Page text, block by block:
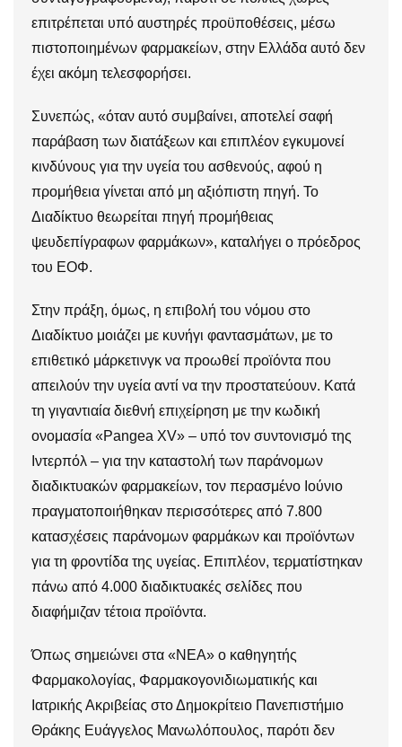
επιτρέπεται υπό αυστηρές προϋποθέσεις, μέσω
πιστοποιημένων φαρμακείων, στην Ελλάδα αυτό δεν
έχει ακόμη τελεσφορήσει.
Συνεπώς, «όταν αυτό συμβαίνει, αποτελεί σαφή
παράβαση των διατάξεων και επιπλέον εγκυμονεί
κινδύνους για την υγεία του ασθενούς, αφού η
προμήθεια γίνεται από μη αξιόπιστη πηγή. Το
Διαδίκτυο θεωρείται πηγή προμήθειας
ψευδεπίγραφων φαρμάκων», καταλήγει ο πρόεδρος
του ΕΟΦ.
Στην πράξη, όμως, η επιβολή του νόμου στο
Διαδίκτυο μοιάζει με κυνήγι φαντασμάτων, με το
επιθετικό μάρκετινγκ να προωθεί προϊόντα που
απειλούν την υγεία αντί να την προστατεύουν. Κατά
τη γιγαντιαία διεθνή επιχείρηση με την κωδική
ονομασία «Pangea XV» – υπό τον συντονισμό της
Ιντερπόλ – για την καταστολή των παράνομων
διαδικτυακών φαρμακείων, τον περασμένο Ιούνιο
πραγματοποιήθηκαν περισσότερες από 7.800
κατασχέσεις παράνομων φαρμάκων και προϊόντων
για τη φροντίδα της υγείας. Επιπλέον, τερματίστηκαν
πάνω από 4.000 διαδικτυακές σελίδες που
διαφήμιζαν τέτοια προϊόντα.
Όπως σημειώνει στα «ΝΕΑ» ο καθηγητής
Φαρμακολογίας, Φαρμακογονιδιωματικής και
Ιατρικής Ακριβείας στο Δημοκρίτειο Πανεπιστήμιο
Θράκης Ευάγγελος Μανωλόπουλος, παρότι δεν